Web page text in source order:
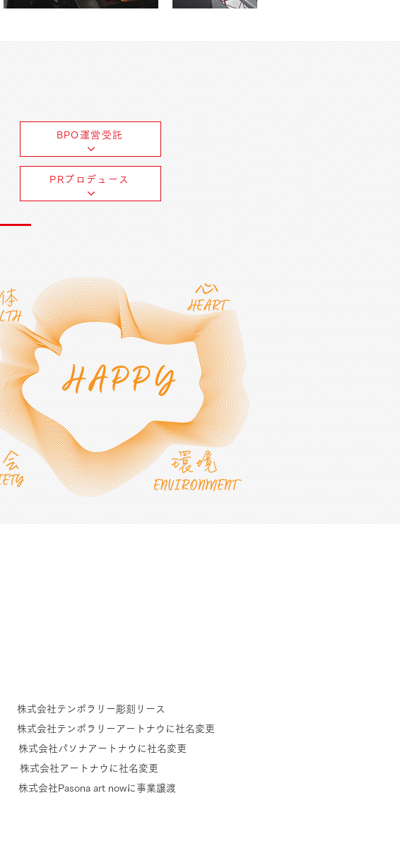
BPO運営受託
PRプロデュース
式会社テンポラリー彫刻リース
式会社テンポラリーアートナウに社名変更
式会社パソナアートナウに社名変更
式会社アートナウに社名変更
株式会社Pasona art nowに 事業譲渡